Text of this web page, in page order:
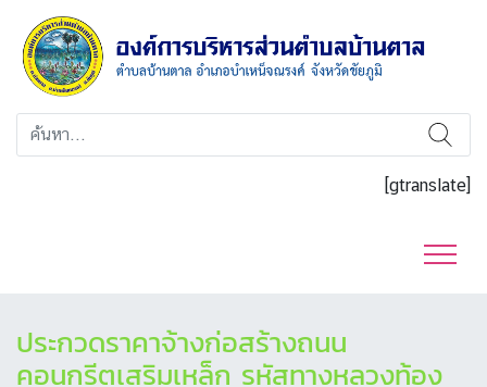
[gtranslate]
ประกวดราคาจ้างก่อสร้างถนน
คอนกรีตเสริมเหล็ก รหัสทางหลวงท้อง